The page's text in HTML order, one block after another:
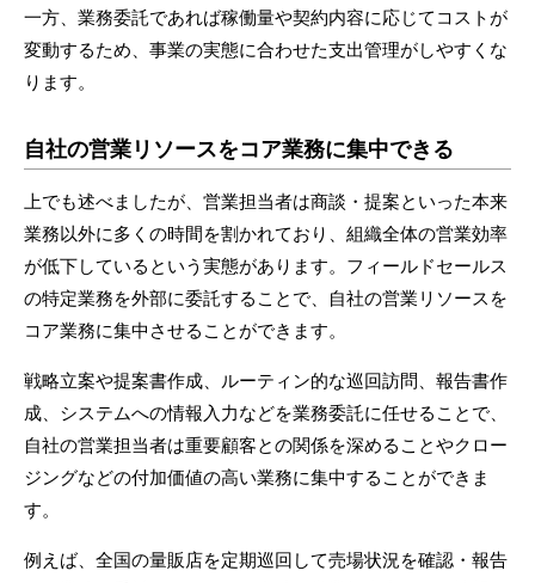
一方、業務委託であれば稼働量や契約内容に応じてコストが
変動するため、事業の実態に合わせた支出管理がしやすくな
ります。
自社の営業リソースをコア業務に集中できる
上でも述べましたが、営業担当者は商談・提案といった本来
業務以外に多くの時間を割かれており、組織全体の営業効率
が低下しているという実態があります。フィールドセールス
の特定業務を外部に委託することで、自社の営業リソースを
コア業務に集中させることができます。
戦略立案や提案書作成、ルーティン的な巡回訪問、報告書作
成、システムへの情報入力などを業務委託に任せることで、
自社の営業担当者は重要顧客との関係を深めることやクロー
ジングなどの付加価値の高い業務に集中することができま
す。
例えば、全国の量販店を定期巡回して売場状況を確認・報告